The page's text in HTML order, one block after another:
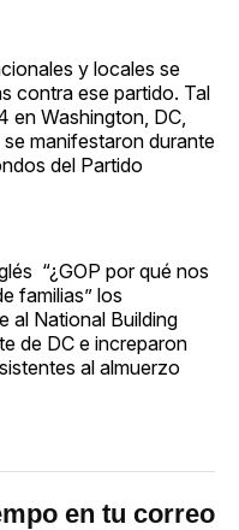
y locales se
contra ese partido. Tal
en Washington, DC,
manifestaron durante
del Partido
“¿GOP por qué nos
familias” los
al National Building
de DC e increparon
al almuerzo
en tu correo